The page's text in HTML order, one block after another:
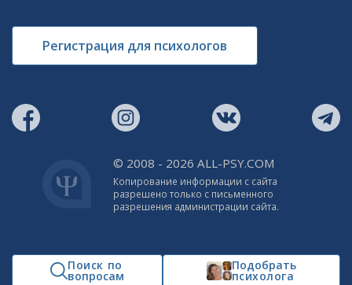
Поиск по
вопросам
Подобрать
психолога
Регистрация для психологов
© 2008 - 2026 ALL-PSY.COM
Копирование информации с сайта
разрешено только с письменного
разрешения администрации сайта.